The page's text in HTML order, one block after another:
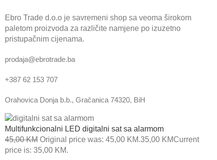
Ebro Trade d.o.o je savremeni shop sa veoma širokom
paletom proizvoda za različite namjene po izuzetno
pristupačnim cijenama.
prodaja@ebrotrade.ba
+387 62 153 707
Orahovica Donja b.b., Gračanica 74320, BiH
Multifunkcionalni LED digitalni sat sa alarmom
45,00KM Original price was: 45,00 KM.35,00 KMCurrent
price is: 35,00 KM.